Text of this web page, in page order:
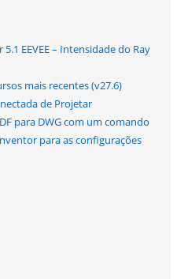
EEVEE – Intensidade do Ray
mais recentes (v27.6)
de Projetar
para DWG com um comando
para as configurações